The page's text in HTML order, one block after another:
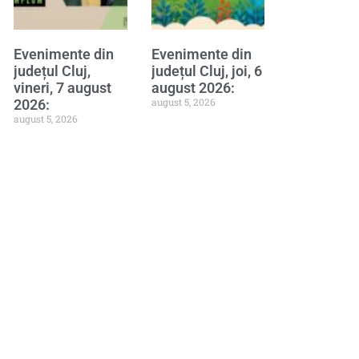
Evenimente din
județul Cluj,
vineri, 7 august
2026:
august 5, 2026
Evenimente din
județul Cluj, joi, 6
august 2026:
august 5, 2026